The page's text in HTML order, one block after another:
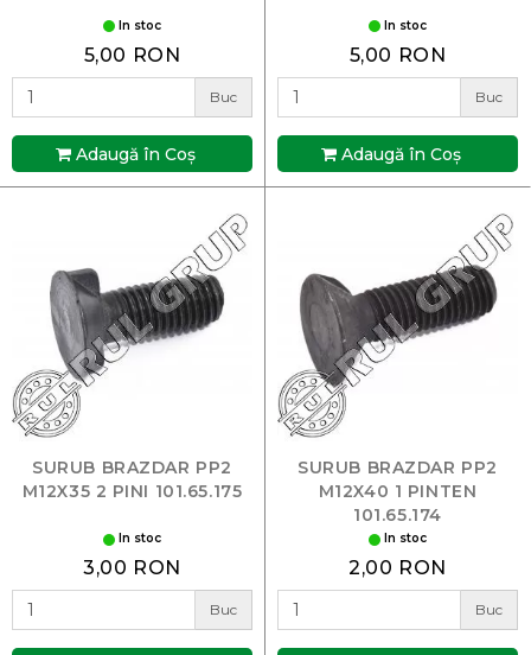
In stoc
5,00 RON
Buc
Adaugă în Coş
In stoc
5,00 RON
Buc
Adaugă în Coş
SURUB BRAZDAR PP2
M12X35 2 PINI 101.65.175
In stoc
3,00 RON
Buc
SURUB BRAZDAR PP2
M12X40 1 PINTEN
101.65.174
In stoc
2,00 RON
Buc